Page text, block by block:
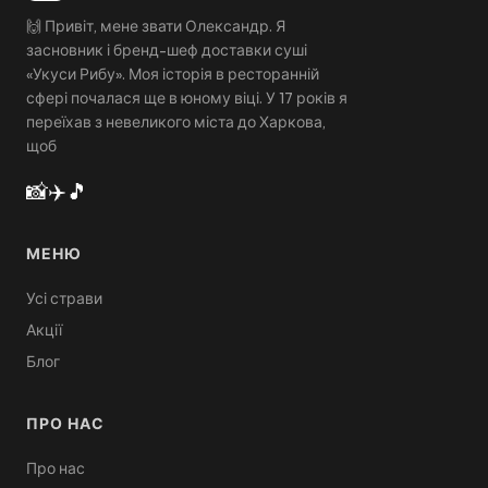
🙌 Привіт, мене звати Олександр. Я
засновник і бренд-шеф доставки суші
«Укуси Рибу». Моя історія в ресторанній
сфері почалася ще в юному віці. У 17 років я
переїхав з невеликого міста до Харкова,
щоб
📸✈️🎵
МЕНЮ
Усі страви
Акції
Блог
ПРО НАС
Про нас